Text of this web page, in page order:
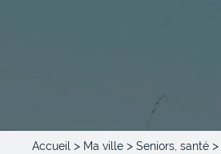
Accueil > Ma ville > Seniors, santé >